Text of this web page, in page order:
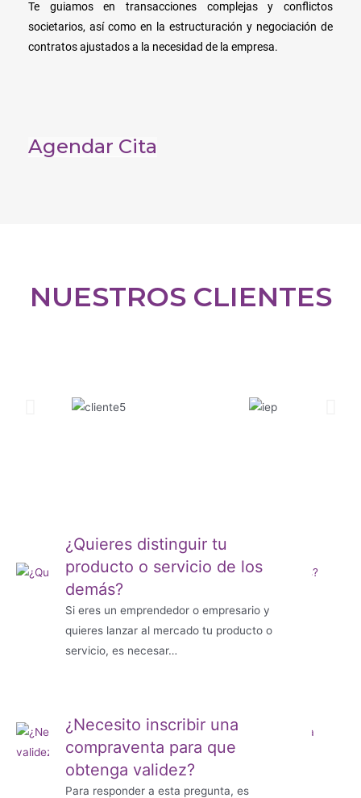
Te guiamos en transacciones complejas y conflictos
societarios, así como en la estructuración y negociación de
contratos ajustados a la necesidad de la empresa.
Agendar Cita
NUESTROS CLIENTES
¿Quieres distinguir tu
producto o servicio de los
demás?
Si eres un emprendedor o empresario y
quieres lanzar al mercado tu producto o
servicio, es necesar…
¿Necesito inscribir una
compraventa para que
obtenga validez?
Para responder a esta pregunta, es